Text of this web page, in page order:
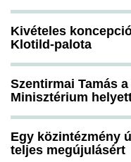
Kivételes
Klotild-palota
Szentirmai Tamás
Minisztérium
Egy közintézmény
teljes megújulásért